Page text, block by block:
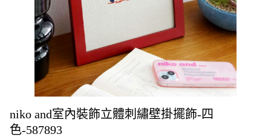
niko and室內裝飾立體刺繡壁掛擺飾-四
色-587893